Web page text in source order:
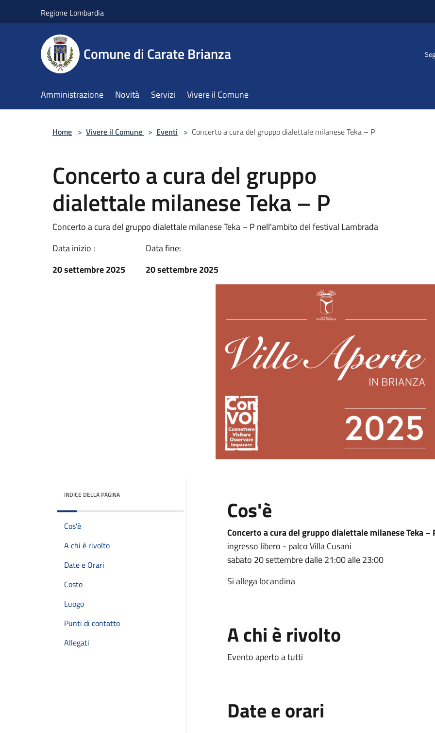
Regione Lombardia
Comune di Carate Brianza
Amministrazione Novità Servizi Vivere il Comune
Home > Vivere il Comune > Eventi > Concerto a cura del gruppo dialettale milanese Teka – P
Concerto a cura del gruppo
dialettale milanese Teka – P
Concerto a cura del gruppo dialettale milanese Teka – P nell'ambito del festival Lambrada
Data inizio :
20 settembre 2025
Data fine:
20 settembre 2025
INDICE DELLA PAGINA
Cos'è
A chi è rivolto
Date e Orari
Costo
Luogo
Punti di contatto
Allegati
Cos'è
Concerto a cura del gruppo dialettale milanese Teka
ingresso libero - palco Villa Cusani
sabato 20 settembre dalle 21:00 alle 23:00
Si allega locandina
A chi è rivolto
Evento aperto a tutti
Date e orari